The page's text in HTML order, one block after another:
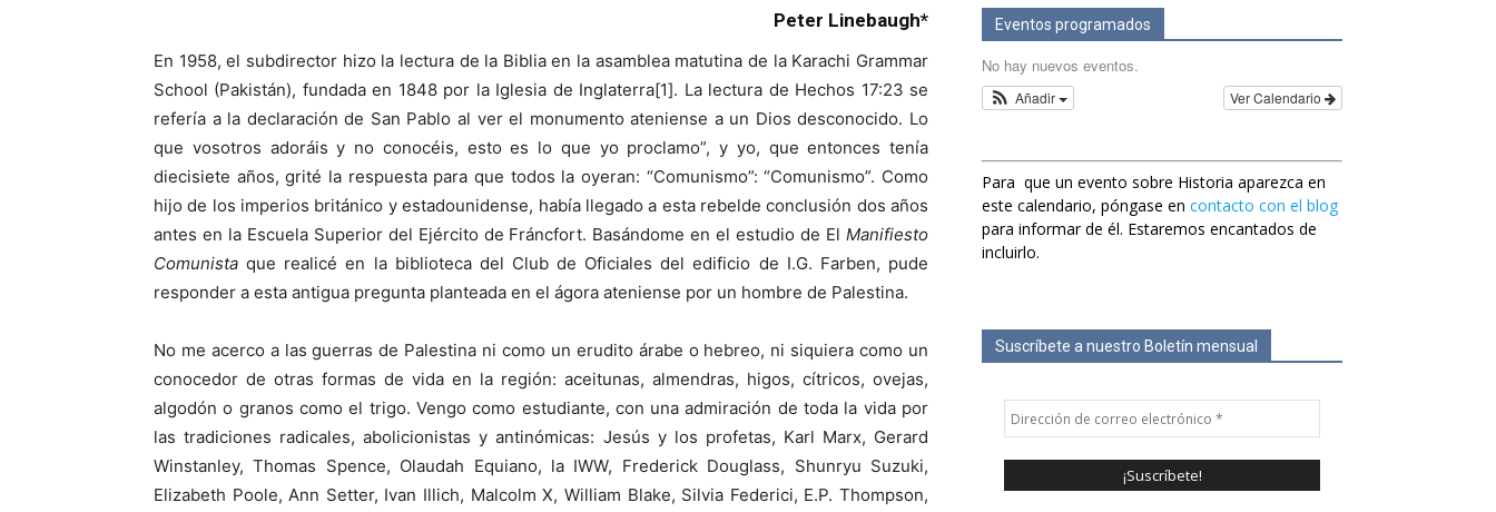
Peter Linebaugh*
En 1958, el subdirector hizo la lectura de la Biblia en la asamblea matutina de la Karachi Grammar
School (Pakistán), fundada en 1848 por la Iglesia de Inglaterra[1]. La lectura de Hechos 17:23 se
refería a la declaración de San Pablo al ver el monumento ateniense a un Dios desconocido. Lo
que vosotros adoráis y no conocéis, esto es lo que yo proclamo”, y yo, que entonces tenía
diecisiete años, grité la respuesta para que todos la oyeran: “Comunismo”: “Comunismo”. Como
hijo de los imperios británico y estadounidense, había llegado a esta rebelde conclusión dos años
antes en la Escuela Superior del Ejército de Fráncfort. Basándome en el estudio de El Manifiesto
Comunista que realicé en la biblioteca del Club de Oficiales del edificio de I.G. Farben, pude
responder a esta antigua pregunta planteada en el ágora ateniense por un hombre de Palestina.
No me acerco a las guerras de Palestina ni como un erudito árabe o hebreo, ni siquiera como un
conocedor de otras formas de vida en la región: aceitunas, almendras, higos, cítricos, ovejas,
algodón o granos como el trigo. Vengo como estudiante, con una admiración de toda la vida por
las tradiciones radicales, abolicionistas y antinómicas: Jesús y los profetas, Karl Marx, Gerard
Winstanley, Thomas Spence, Olaudah Equiano, la IWW, Frederick Douglass, Shunryu Suzuki,
Elizabeth Poole, Ann Setter, Ivan Illich, Malcolm X, William Blake, Silvia Federici, E.P. Thompson,
Eventos programados
No hay nuevos eventos.
Ver Calendario
Añadir
Para que un evento sobre Historia aparezca en
este calendario, póngase en contacto con el blog
para informar de él. Estaremos encantados de
incluirlo.
Suscríbete a nuestro Boletín mensual